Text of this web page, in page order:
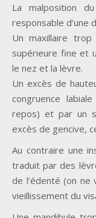
La malposition
responsable d’une
Un maxillaire
supérieure fine et
le nez et la lèvre.
Un excès de
congruence
repos) et par un
excès de gencive,
Au contraire une
traduit par des
de l’édenté (on
vieillissement du